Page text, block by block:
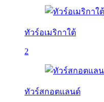
ทัวร์อเมริกาใต้
2
ทัวร์สกอตแลนด์